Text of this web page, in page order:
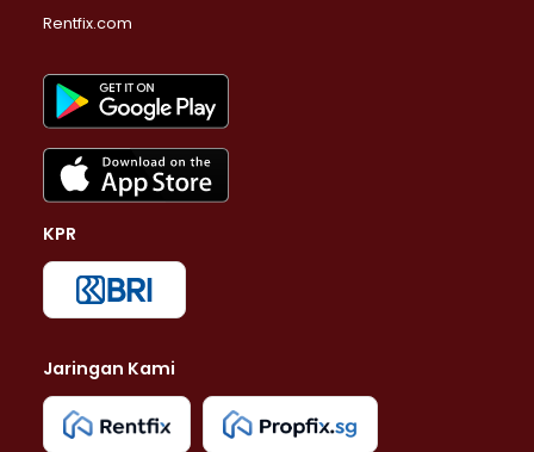
Rentfix.com
KPR
Jaringan Kami